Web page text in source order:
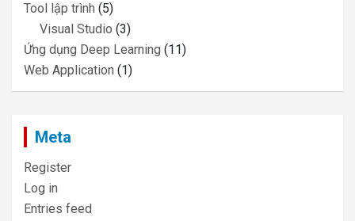
Tool lập trình (5)
Visual Studio (3)
Ứng dụng Deep Learning (11)
Web Application (1)
Meta
Register
Log in
Entries feed